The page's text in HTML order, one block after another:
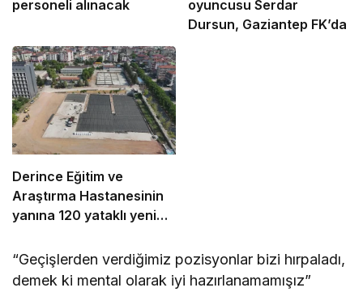
personeli alınacak
oyuncusu Serdar
Dursun, Gaziantep FK’da
Derince Eğitim ve
Araştırma Hastanesinin
yanına 120 yataklı yeni
“Geçişlerden verdiğimiz pozisyonlar bizi hırpaladı,
demek ki mental olarak iyi hazırlanamamışız”